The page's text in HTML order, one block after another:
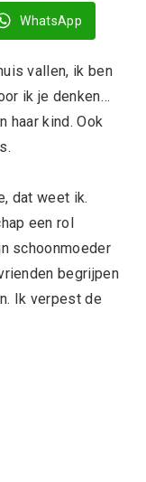
WhatsApp
vallen, ik ben
ik je denken…
haar kind. Ook
dat weet ik.
een rol
schoonmoeder
begrijpen
Ik verpest de